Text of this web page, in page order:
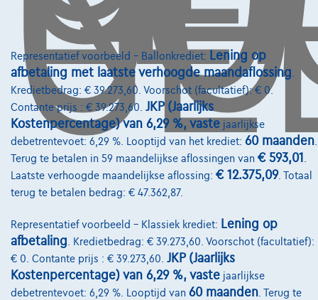
Representatief voorbeeld – Ballonkrediet: Lening op
afbetaling met laatste verhoogde maandaflossing
Kredietbedrag: € 39.273,60. Voorschot (facultatief): € 0.
Contante prijs : € 39.273,60. JKP (Jaarlijks
Kostenpercentage) van 6,29 %, vaste jaarlijkse
debetrentevoet: 6,29 %. Looptijd van het krediet: 60 maanden
Terug te betalen in 59 maandelijkse aflossingen van € 593,01
Laatste verhoogde maandelijkse aflossing: € 12.375,09. Totaal
terug te betalen bedrag: € 47.362,87.
Representatief voorbeeld – Klassiek krediet: Lening op
afbetaling . Kredietbedrag: € 39.273,60. Voorschot (facultatief):
€ 0. Contante prijs : € 39.273,60. JKP (Jaarlijks
Kostenpercentage) van 6,29 %, vaste jaarlijkse
debetrentevoet: 6,29 %. Looptijd van 60 maanden . Terug te
info@touringcarselect.be
Koning Albert II-laan 4, B12
1000 Brussel
Diensten & Oplossingen
Pechverhelping verzekering
Financiering
Lease en persoonlijke lease
Over Ons